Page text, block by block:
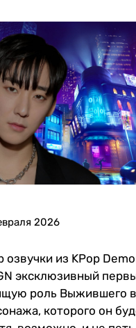
2026
озвучки из KPop
эксклюзивный
роль Выжившего
которого он